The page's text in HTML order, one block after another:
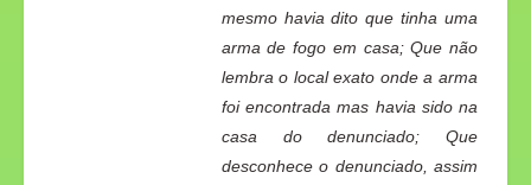
mesmo havia dito que tinha uma
arma de fogo em casa; Que não
lembra o local exato onde a arma
foi encontrada mas havia sido na
casa do denunciado; Que
desconhece o denunciado, assim